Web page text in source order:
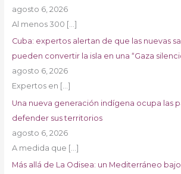
agosto 6, 2026
Al menos 300 […]
Cuba: expertos alertan de que las nuevas
pueden convertir la isla en una “Gaza
agosto 6, 2026
Expertos en […]
Una nueva generación indígena ocupa las
defender sus territorios
agosto 6, 2026
A medida que […]
Más allá de La Odisea: un Mediterráneo